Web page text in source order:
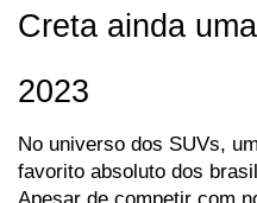
Creta ainda
2023
No universo dos SUVs,
favorito absoluto dos